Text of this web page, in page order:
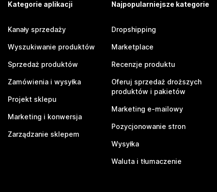
Kategorie aplikacji
Kanały sprzedaży
Wyszukiwanie produktów
Sprzedaż produktów
Zamówienia i wysyłka
Projekt sklepu
Marketing i konwersja
Zarządzanie sklepem
Najpopularniejsze kategorie
Dropshipping
Marketplace
Recenzje produktu
Oferuj sprzedaż droższych
produktów i pakietów
Marketing e-mailowy
Pozycjonowanie stron
Wysyłka
Waluta i tłumaczenie